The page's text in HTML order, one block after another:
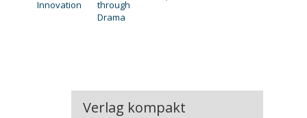
Innovation
through
Drama
Verlag kompakt